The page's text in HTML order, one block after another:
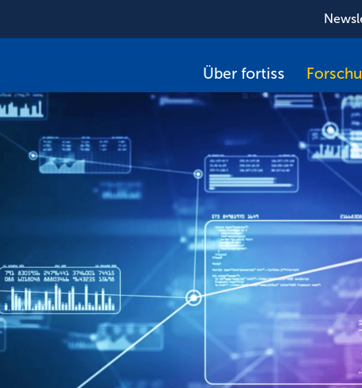
Über fortiss